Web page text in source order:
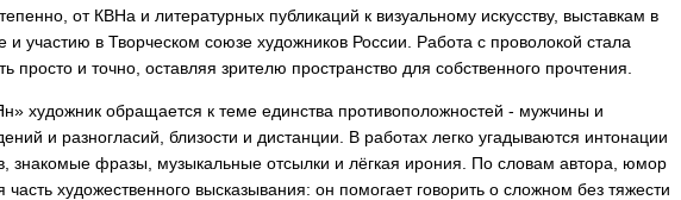
от КВНа и литературных публикаций к визуальному искусству, выставкам в
и участию в Творческом союзе художников России. Работа с проволокой стала
просто и точно, оставляя зрителю пространство для собственного прочтения.
художник обращается к теме единства противоположностей - мужчины и
и разногласий, близости и дистанции. В работах легко угадываются интонации
знакомые фразы, музыкальные отсылки и лёгкая ирония. По словам автора, юмор
часть художественного высказывания: он помогает говорить о сложном без тяжести